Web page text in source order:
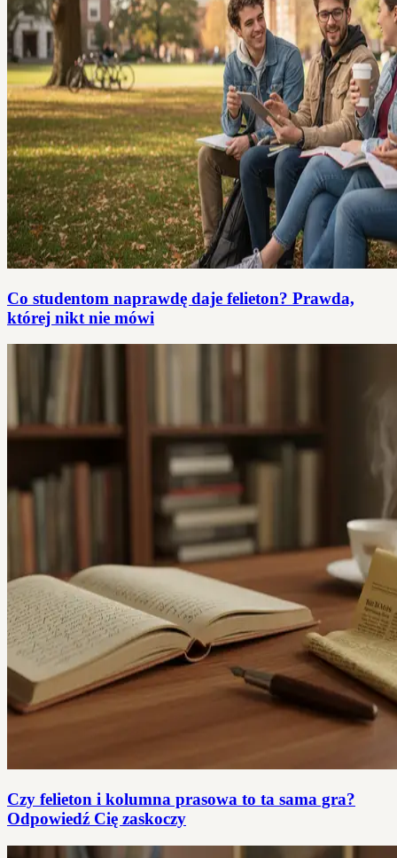
Co studentom naprawdę daje felieton? Prawda,
której nikt nie mówi
Czy felieton i kolumna prasowa to ta sama gra?
Odpowiedź Cię zaskoczy